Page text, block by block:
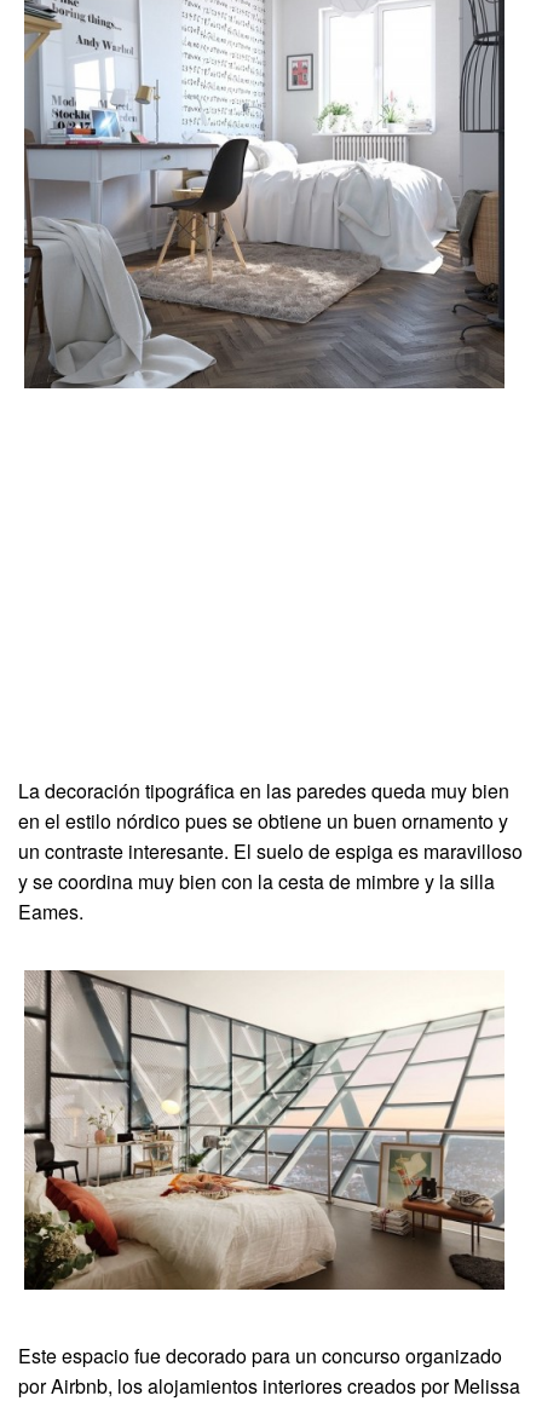
La decoración tipográfica en las paredes queda muy bien
en el estilo nórdico pues se obtiene un buen ornamento y
un contraste interesante. El suelo de espiga es maravilloso
y se coordina muy bien con la cesta de mimbre y la silla
Eames.
Este espacio fue decorado para un concurso organizado
por Airbnb, los alojamientos interiores creados por Melissa